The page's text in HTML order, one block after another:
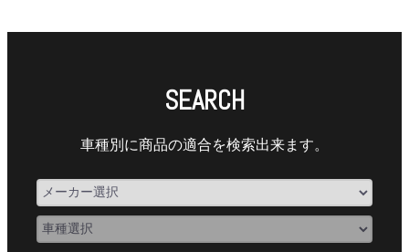
SEARCH
車種別に商品の適合を検索出来ます。